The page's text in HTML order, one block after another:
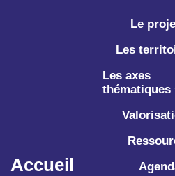
Aller au contenu principal
Accueil
Le
Les
Les axes
thématiques